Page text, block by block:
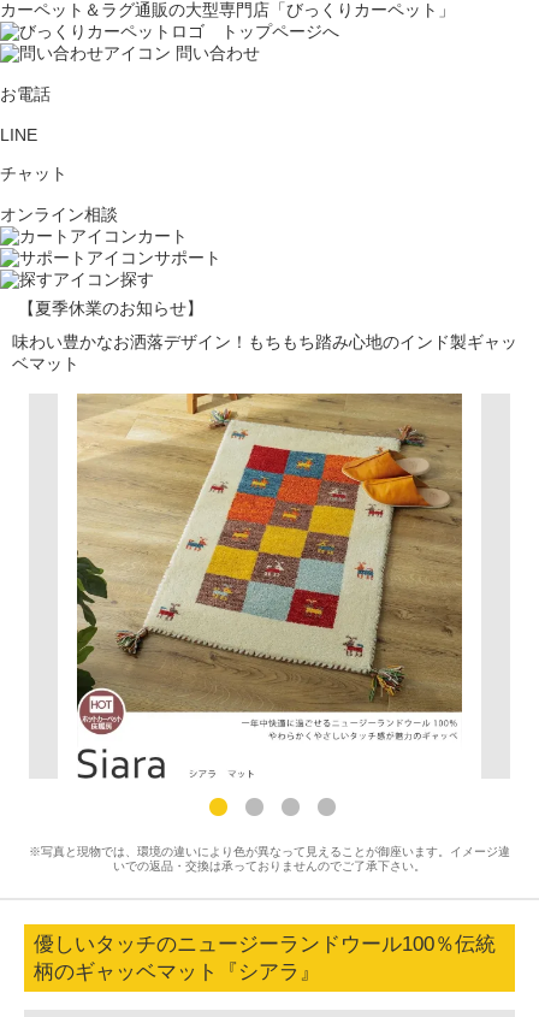
カーペット＆ラグ通販の大型専門店「びっくりカーペット」
問い合わせ
お電話
LINE
チャット
オンライン相談
カート
サポート
探す
【夏季休業のお知らせ】
味わい豊かなお洒落デザイン！もちもち踏み心地のインド製ギャッ
ベマット
※写真と現物では、環境の違いにより色が異なって見えることが御座います。イメージ違
いでの返品・交換は承っておりませんのでご了承下さい。
優しいタッチのニュージーランドウール100％伝統
柄のギャッベマット『シアラ』